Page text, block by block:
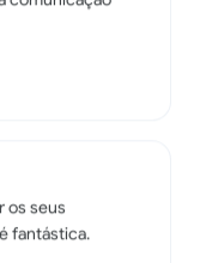
fantástica.